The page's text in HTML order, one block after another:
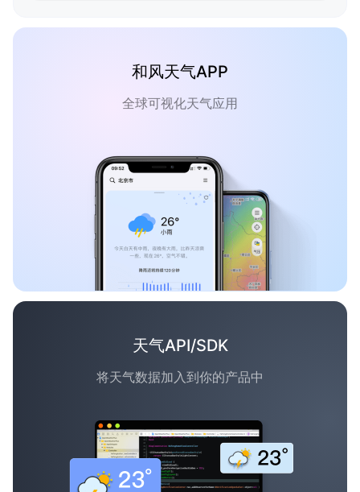
和风天气APP
全球可视化天气应用
天气API/SDK
将天气数据加入到你的产品中